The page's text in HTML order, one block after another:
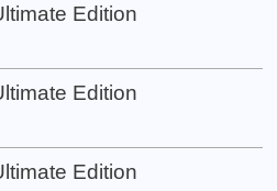
Edition
Edition
Edition